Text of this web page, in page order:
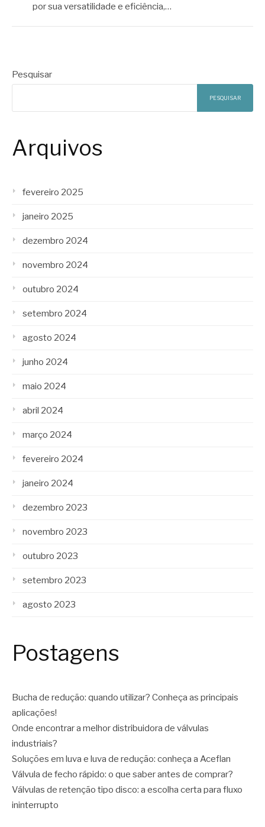
por sua versatilidade e eficiência,…
Pesquisar
PESQUISAR
Arquivos
fevereiro 2025
janeiro 2025
dezembro 2024
novembro 2024
outubro 2024
setembro 2024
agosto 2024
junho 2024
maio 2024
abril 2024
março 2024
fevereiro 2024
janeiro 2024
dezembro 2023
novembro 2023
outubro 2023
setembro 2023
agosto 2023
Postagens
Bucha de redução: quando utilizar? Conheça as principais
aplicações!
Onde encontrar a melhor distribuidora de válvulas
industriais?
Soluções em luva e luva de redução: conheça a Aceflan
Válvula de fecho rápido: o que saber antes de comprar?
Válvulas de retenção tipo disco: a escolha certa para fluxo
ininterrupto